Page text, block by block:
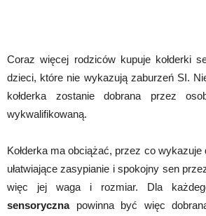
Coraz więcej rodziców kupuje kołderki
dzieci, które nie wykazują zaburzeń SI.
kołderka zostanie dobrana przez
wykwalifikowaną.
Kołderka ma obciążać, przez co wykazuje
ułatwiające zasypianie i spokojny sen
więc jej waga i rozmiar. Dla
sensorycznapowinna być więc